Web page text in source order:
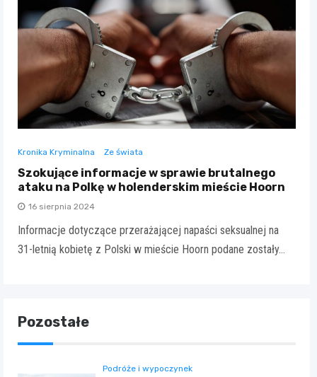
Kronika Kryminalna Ze świata
Szokujące informacje w sprawie brutalnego
ataku na Polkę w holenderskim mieście Hoorn
16 sierpnia 2024
Informacje dotyczące przerażającej napaści seksualnej na
31-letnią kobietę z Polski w mieście Hoorn podane zostały…
Pozostałe
Podróże i wypoczynek